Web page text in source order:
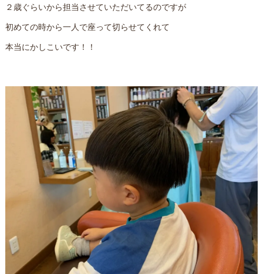
２歳ぐらいから担当させていただいてるのですが
初めての時から一人で座って切らせてくれて
本当にかしこいです！！